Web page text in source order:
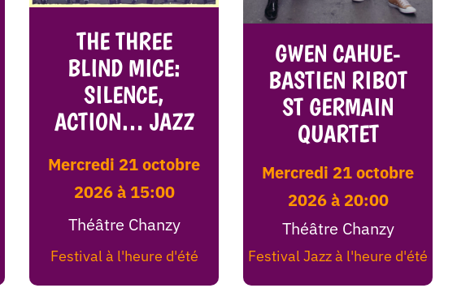
THE THREE
BLIND MICE:
SILENCE,
ACTION… JAZZ
mercredi 21 octobre
2026 à 15:00
Théâtre Chanzy
Festival à l'heure d'été
GWEN CAHUE-
BASTIEN RIBOT
ST GERMAIN
QUARTET
mercredi 21 octobre
2026 à 20:00
Théâtre Chanzy
Festival Jazz à l'heure d'été